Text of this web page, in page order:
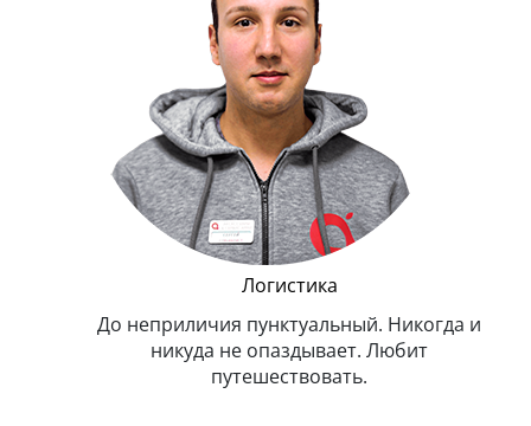
Логистика
До неприличия пунктуальный. Никогда и
никуда не опаздывает. Любит
путешествовать.